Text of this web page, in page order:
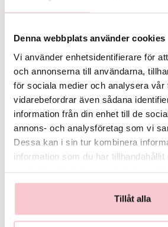
Denna webbplats använder cookies
Vi använder enhetsidentifierare för
och annonserna till användarna,
för sociala medier och analysera vår
vidarebefordrar även sådana
information från din enhet till de
annons- och analysföretag som vi
Dessa kan i sin tur kombinera
information som du har tillhandahållit
Tillåt alla
möjligt så kontaktas du innan leverans.
För fullständiga villkor, se: